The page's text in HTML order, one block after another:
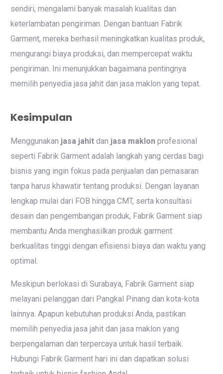
sendiri, mengalami banyak masalah kualitas dan
keterlambatan pengiriman. Dengan bantuan Fabrik
Garment, mereka berhasil meningkatkan kualitas produk,
mengurangi biaya produksi, dan mempercepat waktu
pengiriman. Ini menunjukkan bagaimana pentingnya
memilih penyedia jasa jahit dan jasa maklon yang tepat.
Kesimpulan
Menggunakan jasa jahit dan jasa maklon profesional
seperti Fabrik Garment adalah langkah yang cerdas bagi
bisnis yang ingin fokus pada penjualan dan pemasaran
tanpa harus khawatir tentang produksi. Dengan layanan
lengkap mulai dari FOB hingga CMT, serta konsultasi
desain dan pengembangan produk, Fabrik Garment siap
membantu Anda menghasilkan produk garment
berkualitas tinggi dengan efisiensi biaya dan waktu yang
optimal.
Meskipun berlokasi di Surabaya, Fabrik Garment siap
melayani pelanggan dari Pangkal Pinang dan kota-kota
lainnya. Apapun kebutuhan produksi Anda, pastikan
memilih penyedia jasa jahit dan jasa maklon yang
berpengalaman dan terpercaya untuk hasil terbaik.
Hubungi Fabrik Garment hari ini dan dapatkan solusi